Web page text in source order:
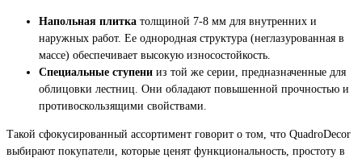
Напольная плитка толщиной 7-8 мм для внутренних и
наружных работ. Ее однородная структура (неглазурованная в
массе) обеспечивает высокую износостойкость.
Специальные ступени из той же серии, предназначенные для
облицовки лестниц. Они обладают повышенной прочностью и
противоскользящими свойствами.
Такой сфокусированный ассортимент говорит о том, что QuadroDecor
выбирают покупатели, которые ценят функциональность, простоту в